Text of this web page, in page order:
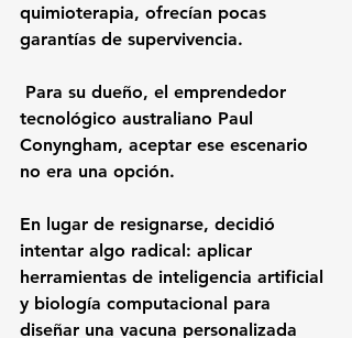
quimioterapia, ofrecían pocas
garantías de supervivencia.
tecnológico australiano Paul
Conyngham, aceptar ese escenario
no era una opción.
En lugar de resignarse, decidió
intentar algo radical: aplicar
herramientas de inteligencia artificial
y biología computacional para
diseñar una vacuna personalizada